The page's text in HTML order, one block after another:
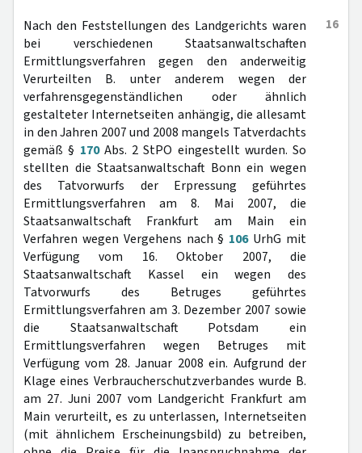
16
Nach den Feststellungen des Landgerichts waren
bei verschiedenen Staatsanwaltschaften
Ermittlungsverfahren gegen den anderweitig
Verurteilten B. unter anderem wegen der
verfahrensgegenständlichen oder ähnlich
gestalteter Internetseiten anhängig, die allesamt
in den Jahren 2007 und 2008 mangels Tatverdachts
gemäß § 170Abs. 2 StPO eingestellt wurden. So
stellten die Staatsanwaltschaft Bonn ein wegen
des Tatvorwurfs der Erpressung geführtes
Ermittlungsverfahren am 8. Mai 2007, die
Staatsanwaltschaft Frankfurt am Main ein
Verfahren wegen Vergehens nach § 106UrhG mit
Verfügung vom 16. Oktober 2007, die
Staatsanwaltschaft Kassel ein wegen des
Tatvorwurfs des Betruges geführtes
Ermittlungsverfahren am 3. Dezember 2007 sowie
die Staatsanwaltschaft Potsdam ein
Ermittlungsverfahren wegen Betruges mit
Verfügung vom 28. Januar 2008 ein. Aufgrund der
Klage eines Verbraucherschutzverbandes wurde B.
am 27. Juni 2007 vom Landgericht Frankfurt am
Main verurteilt, es zu unterlassen, Internetseiten
(mit ähnlichem Erscheinungsbild) zu betreiben,